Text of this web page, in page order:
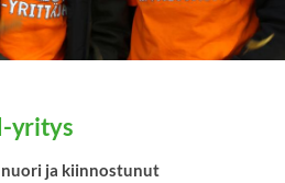
yritys
ja kiinnostunut